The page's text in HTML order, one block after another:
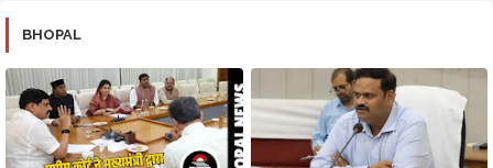
BHOPAL